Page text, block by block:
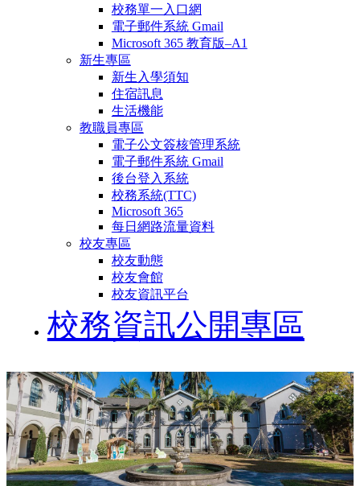
校務單一入口網
電子郵件系統 Gmail
Microsoft 365 教育版–A1
新生專區
新生入學須知
住宿訊息
生活機能
教職員專區
電子公文簽核管理系統
電子郵件系統 Gmail
後台登入系統
校務系統(TTC)
Microsoft 365
每日網路流量資料
校友專區
校友動態
校友會館
校友資訊平台
校務資訊公開專區